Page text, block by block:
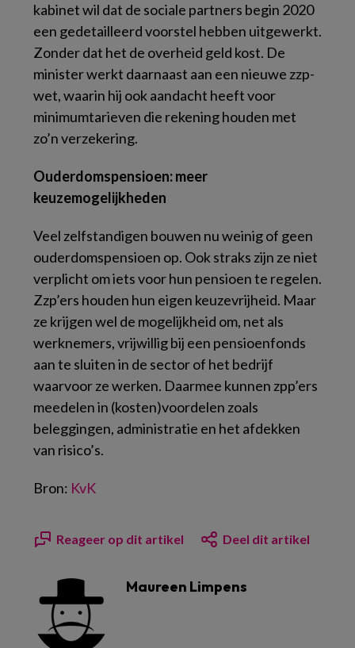
kabinet wil dat de sociale partners begin 2020
een gedetailleerd voorstel hebben uitgewerkt.
Zonder dat het de overheid geld kost. De
minister werkt daarnaast aan een nieuwe zzp-
wet, waarin hij ook aandacht heeft voor
minimumtarieven die rekening houden met
zo’n verzekering.
Ouderdomspensioen: meer
keuzemogelijkheden
Veel zelfstandigen bouwen nu weinig of geen
ouderdomspensioen op. Ook straks zijn ze niet
verplicht om iets voor hun pensioen te regelen.
Zzp’ers houden hun eigen keuzevrijheid. Maar
ze krijgen wel de mogelijkheid om, net als
werknemers, vrijwillig bij een pensioenfonds
aan te sluiten in de sector of het bedrijf
waarvoor ze werken. Daarmee kunnen zpp’ers
meedelen in (kosten)voordelen zoals
beleggingen, administratie en het afdekken
van risico’s.
Bron: KvK
Reageer op dit artikel Deel dit artikel
Maureen Limpens